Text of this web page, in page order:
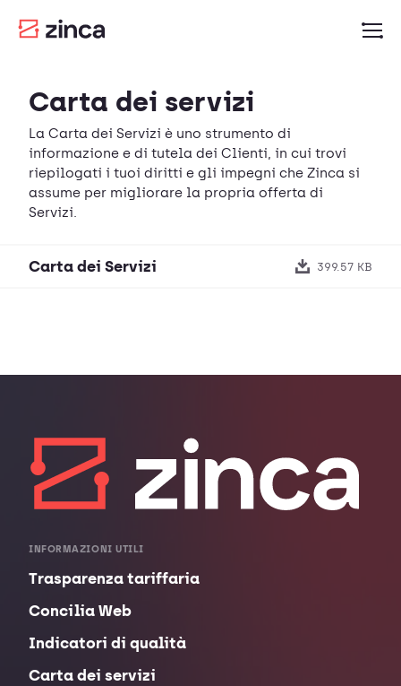
Carta dei servizi
La Carta dei Servizi è uno strumento di
informazione e di tutela dei Clienti, in cui trovi
riepilogati i tuoi diritti e gli impegni che Zinca si
assume per migliorare la propria offerta di
Servizi.
Carta dei Servizi 399.57 KB
INFORMAZIONI UTILI
Trasparenza tariffaria
Concilia Web
Indicatori di qualità
Carta dei servizi